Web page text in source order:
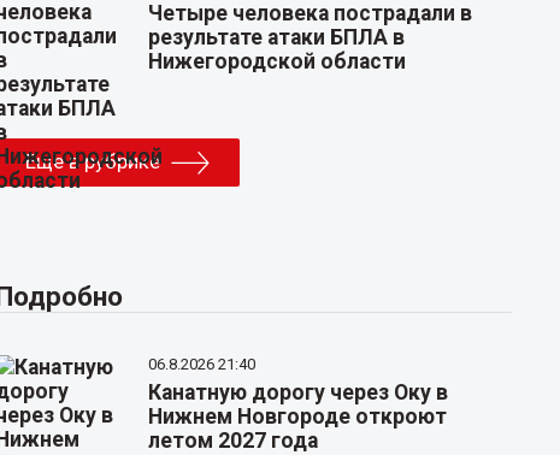
Четыре человека пострадали в
результате атаки БПЛА в
Нижегородской области
Еще в рубрике
06.8.2026 21:40
Канатную дорогу через Оку в
Нижнем Новгороде откроют
летом 2027 года